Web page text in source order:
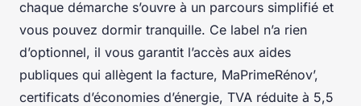
chaque démarche s’ouvre à un parcours simplifié et
vous pouvez dormir tranquille. Ce label n’a rien
d’optionnel, il vous garantit l’accès aux aides
publiques qui allègent la facture, MaPrimeRénov’,
certificats d’économies d’énergie, TVA réduite à 5,5